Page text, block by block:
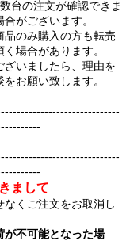
台の注文が確認できま
がございます。
品のみ購入の方も転売
場合があります。
いましたら、理由を
お願い致します。
まして
くご注文をお取消し
が不可能となった場